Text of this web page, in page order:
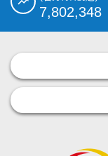
7,802,348